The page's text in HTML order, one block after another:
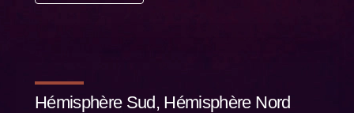
Hémisphère Sud, Hémisphère Nord